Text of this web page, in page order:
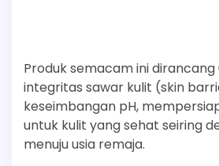
Produk semacam ini
integritas sawar kulit (skin
keseimbangan pH,
untuk kulit yang sehat seiring
menuju usia remaja.